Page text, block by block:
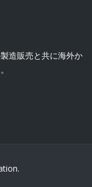
造販売と共に海外か